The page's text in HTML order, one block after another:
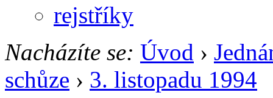
rejstříky
Nacházíte se: Úvod ›
schůze › 3. listopadu 1994